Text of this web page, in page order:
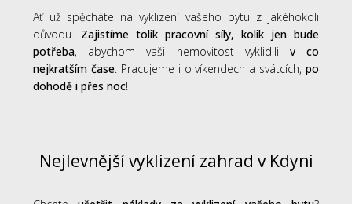
Ať už spěcháte na vyklizení vašeho bytu z jakéhokoli
důvodu. Zajistíme tolik pracovní síly, kolik jen bude
potřeba, abychom vaši nemovitost vyklidili v co
nejkratším čase. Pracujeme i o víkendech a svátcích, po
dohodě i přes noc!
Nejlevnější vyklizení zahrad v Kdyni